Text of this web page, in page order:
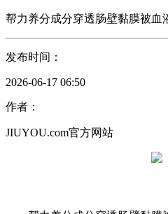
帮力养分成分穿透肠壁黏膜被血
发布时间：
2026-06-17 06:50
作者：
JIUYOU.com官方网站